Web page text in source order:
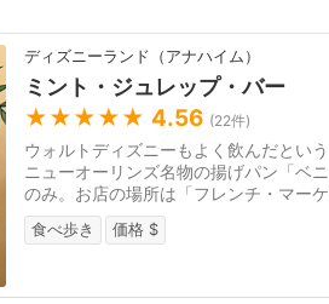
ディズニーランド（アナハイム）
ミント・ジュレップ・バー
★★★★★ 4.56 (22件)
ウォルトディズニーもよく飲んだとい
ニューオーリンズ名物の揚げパン「ベ
のみ。お店の場所は「フレンチ・マー
テラス席エリアの奧にあります。
食べ歩き 価格 $